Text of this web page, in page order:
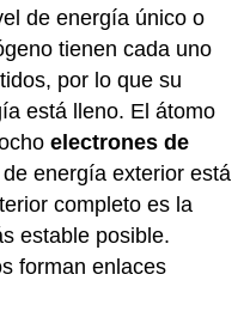
de energía único o
tienen cada uno
por lo que su
está lleno. El átomo
electrones de
energía exterior está
completo es la
estable posible.
forman enlaces